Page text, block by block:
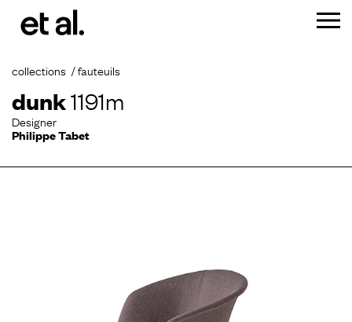
collections fauteuils
dunk1191m
Designer
Philippe Tabet